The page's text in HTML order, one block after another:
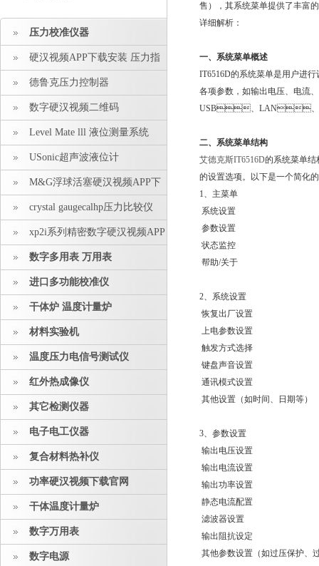
压力校准仪器
硬汉视频APP下载安装 压力指
示仪 压力标准源
德鲁克压力控制器
数字硬汉视频二维码
Level Mate lll 液位测量系统
USonic超声波液位计
M&G浮球活塞硬汉视频APP下
载安装crystal gaugecalhp压力比较仪
xp2i系列精密数字硬汉视频APP
下载安装数字多用表 万用表
进口多功能校准仪
干体炉 温度计量炉
材料实验机
温度压力电信号测试仪
红外热成像仪
其它检测仪器
电子电工仪器
复合材料热补仪
功率硬汉视频下载官网
干体温度计量炉
数字万用表
数字电源
售），其系统菜单提供了丰
详细解析：
一、系统菜单概述
IT6516D的系统菜单是用户进行设
各项参数，如输出电压、
USB、LAN、
二、系统菜单结构
艾德克斯IT6516D的系统菜单结构
的设置选项。以下是一个简化的
1、主菜单
系统设置
参数设置
状态监控
帮助/关于
2、系统设置
恢复出厂设置
上电参数设置
触发方式选择
键盘声音设置
通讯模式设置
其他设置（如时间、日期等）
3、参数设置
输出电压设置
输出电流设置
输出功率设置
静态电流配置
滤波器设置
输出阻抗设定
其他参数设置（如过压保护、